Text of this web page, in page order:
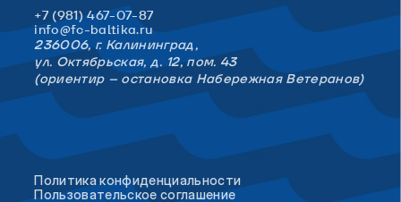
+7 (981) 467-07-87
info@fc-baltika.ru
236006, г. Калининград,
ул. Октябрьская, д. 12, пом. 43
(ориентир – остановка Набережная Ветеранов)
Политика конфиденциальности
Пользовательское соглашение